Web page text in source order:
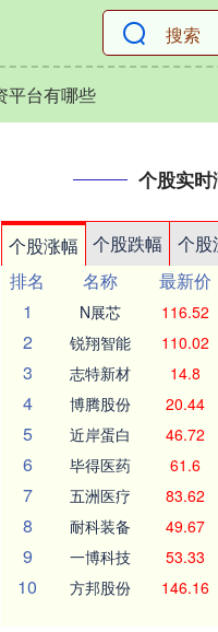
平台有哪些
个股实时
个股涨幅 个股跌幅 个股
排名
名称 最新价
1
N展芯 116.52
2 锐翔智能 110.02
3 志特新材 14.8
4 博腾股份 20.44
5 近岸蛋白 46.72
6 毕得医药 61.6
7 五洲医疗 83.62
8 耐科装备 49.67
9 一博科技 53.33
10 方邦股份 146.16